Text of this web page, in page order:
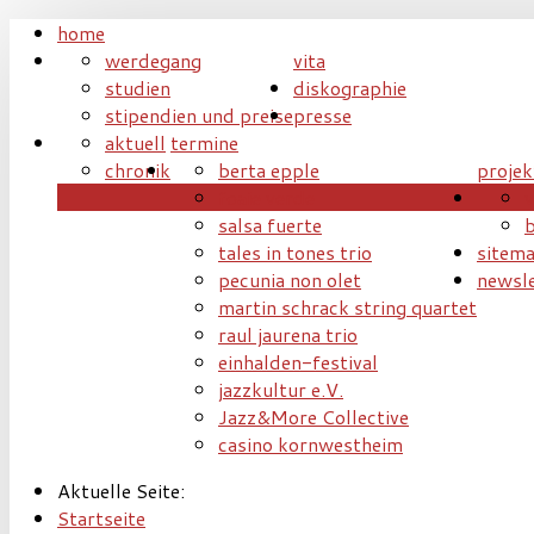
home
vita
werdegang
studien
stipendien und preise
diskographie
presse
termine
aktuell
chronik
berta epple
salsa fuerte
tales in tones trio
pecunia non olet
martin schrack string quartet
raul jaurena trio
einhalden-festival
jazzkultur e.V.
Jazz&More Collective
casino kornwestheim
Aktuelle Seite:
Startseite